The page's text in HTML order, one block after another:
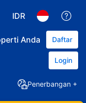
IDR
Anda Daftar
Login
Penerbangan +